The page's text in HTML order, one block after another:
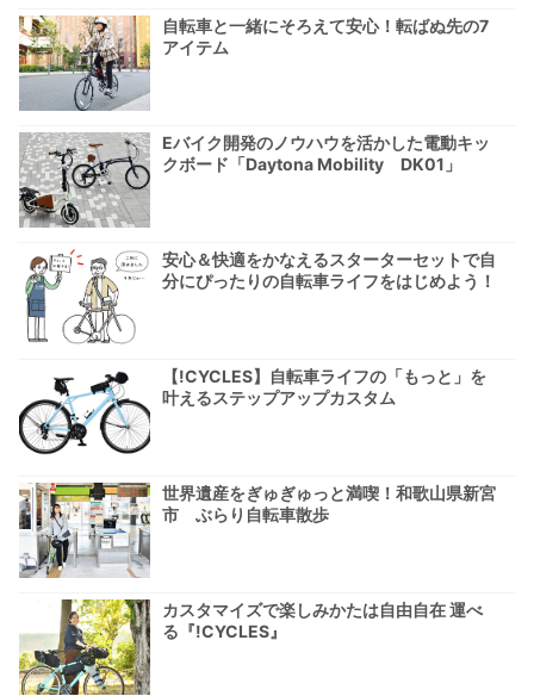
自転車と一緒にそろえて安心！転ばぬ先の7
アイテム
Eバイク開発のノウハウを活かした電動キッ
クボード「Daytona Mobility DK01」
安心＆快適をかなえるスターターセットで自
分にぴったりの自転車ライフをはじめよう！
【!CYCLES】自転車ライフの「もっと」を
叶えるステップアップカスタム
世界遺産をぎゅぎゅっと満喫！和歌山県新宮
市 ぶらり自転車散歩
カスタマイズで楽しみかたは自由自在 運べ
る『!CYCLES』